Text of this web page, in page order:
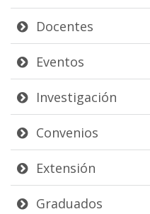
Docentes
Eventos
Investigación
Convenios
Extensión
Graduados